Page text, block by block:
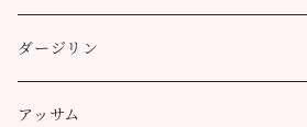
缶（リーフ）
ティーバッグ
ダージリン
プッタボン茶園
アッサム